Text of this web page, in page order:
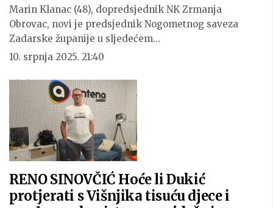
Marin Klanac (48), dopredsjednik NK Zrmanja
Obrovac, novi je predsjednik Nogometnog saveza
Zadarske županije u sljedećem…
10. srpnja 2025. 21:40
RENO SINOVČIĆ Hoće li Dukić
protjerati s Višnjika tisuću djece i